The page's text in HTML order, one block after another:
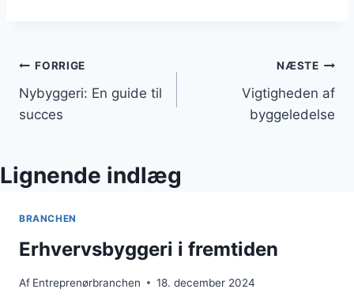
Indlægsnavigation
FORRIGE
Nybyggeri: En guide til
succes
NÆSTE
Vigtigheden af
byggeledelse
Lignende indlæg
BRANCHEN
Erhvervsbyggeri i fremtiden
Af Entreprenørbranchen 18. december 2024